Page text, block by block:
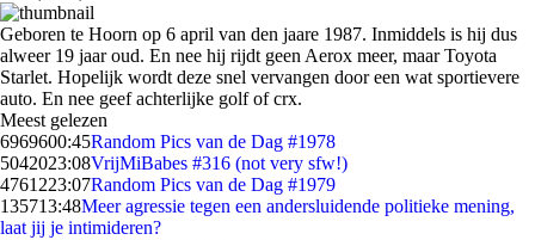
Geboren te Hoorn op 6 april van den jaare 1987. Inmiddels is hij dus
alweer 19 jaar oud. En nee hij rijdt geen Aerox meer, maar Toyota
Starlet. Hopelijk wordt deze snel vervangen door een wat sportievere
auto. En nee geef achterlijke golf of crx.
Meest gelezen
6969600:45Random Pics van de Dag #1978
5042023:08VrijMiBabes #316 (not very sfw!)
4761223:07Random Pics van de Dag #1979
135713:48Meer agressie tegen een andersluidende politieke mening,
laat jij je intimideren?